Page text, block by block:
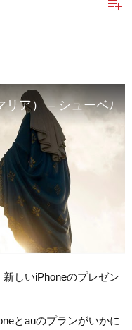
playlist_add
リア） – シューベル
しいiPhoneのプレゼン
とauのプランがいかに